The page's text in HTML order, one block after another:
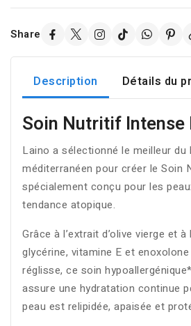
Share
Description Détails du
Soin Nutritif Intense
Laino a sélectionné le meilleur du
méditerranéen pour créer le Soin
spécialement conçu pour les
tendance atopique.
Grâce à l’extrait d’olive vierge et
glycérine, vitamine E et
réglisse, ce soin
assure une hydratation continue
peau est relipidée, apaisée et